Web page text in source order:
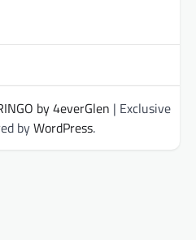
by 4everGlen | Exclusive
byWordPress.